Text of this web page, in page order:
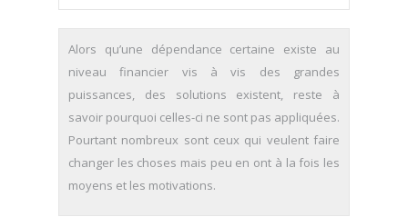
Alors qu’une dépendance certaine existe au
niveau financier vis à vis des grandes
puissances, des solutions existent, reste à
savoir pourquoi celles-ci ne sont pas appliquées.
Pourtant nombreux sont ceux qui veulent faire
changer les choses mais peu en ont à la fois les
moyens et les motivations.